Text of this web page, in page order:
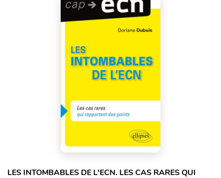
LES INTOMBABLES DE L'ECN. LES CAS RARES QUI